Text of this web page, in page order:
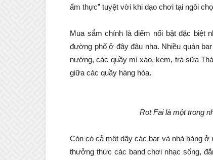
ẩm thực” tuyệt vời khi dạo chơi tại ngôi
Mua sắm chính là điểm nổi bật đặc biệt
đường phố ở đây đâu nha. Nhiều quán
nướng, các quầy mì xào, kem, trà sữa
giữa các quầy hàng hóa.
Rot Fai là một trong
Còn có cả một dãy các bar và nhà hàng
thưởng thức các band chơi nhạc sống,